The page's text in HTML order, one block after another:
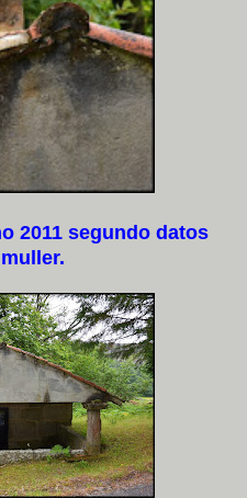
2011 segundo datos